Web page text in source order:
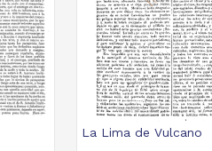
La Lima de Vulcano